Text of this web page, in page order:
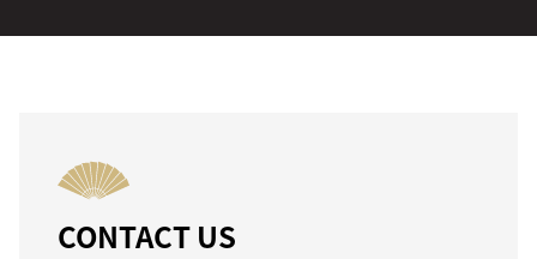
CONTACT US